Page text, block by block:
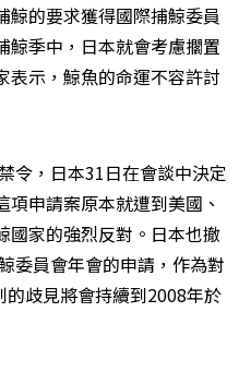
鯨的要求獲得國際捕鯨委員
鯨季中，日本就會考慮擱置
表示，鯨魚的命運不容許討
令，日本31日在會談中決定
申請案原本就遭到美國、
國家的強烈反對。日本也撤
委員會年會的申請，作為對
的歧見將會持續到2008年於